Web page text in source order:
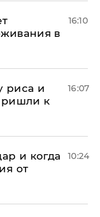
в
16:10
риса и
к
16:07
и когда
от
10:24